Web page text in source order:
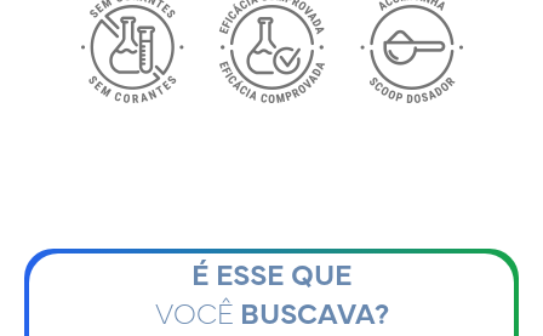
É ESSE QUE
VOCÊ BUSCAVA?